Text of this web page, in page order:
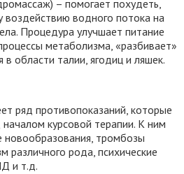
– помогает похудеть,
водного потока на
Процедура улучшает питание
метаболизма, «разбивает»
области талии, ягодиц и ляшек.
ряд противопоказаний, которые
курсовой терапии. К ним
новообразования, тромбозы
различного рода, психические
и т.д.